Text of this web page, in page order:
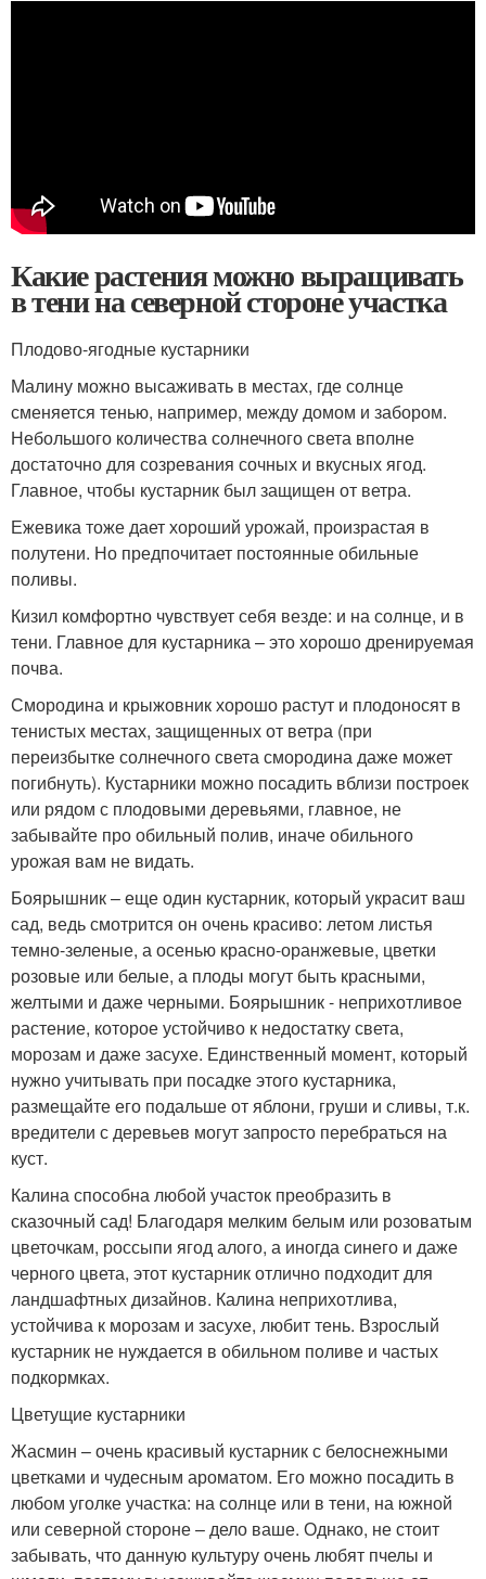
Какие растения можно выращивать
в тени на северной стороне участка
Плодово-ягодные кустарники
Малину можно высаживать в местах, где солнце
сменяется тенью, например, между домом и забором.
Небольшого количества солнечного света вполне
достаточно для созревания сочных и вкусных ягод.
Главное, чтобы кустарник был защищен от ветра.
Ежевика тоже дает хороший урожай, произрастая в
полутени. Но предпочитает постоянные обильные
поливы.
Кизил комфортно чувствует себя везде: и на солнце, и в
тени. Главное для кустарника – это хорошо дренируемая
почва.
Смородина и крыжовник хорошо растут и плодоносят в
тенистых местах, защищенных от ветра (при
переизбытке солнечного света смородина даже может
погибнуть). Кустарники можно посадить вблизи построек
или рядом с плодовыми деревьями, главное, не
забывайте про обильный полив, иначе обильного
урожая вам не видать.
Боярышник – еще один кустарник, который украсит ваш
сад, ведь смотрится он очень красиво: летом листья
темно-зеленые, а осенью красно-оранжевые, цветки
розовые или белые, а плоды могут быть красными,
желтыми и даже черными. Боярышник - неприхотливое
растение, которое устойчиво к недостатку света,
морозам и даже засухе. Единственный момент, который
нужно учитывать при посадке этого кустарника,
размещайте его подальше от яблони, груши и сливы, т.к.
вредители с деревьев могут запросто перебраться на
куст.
Калина способна любой участок преобразить в
сказочный сад! Благодаря мелким белым или розоватым
цветочкам, россыпи ягод алого, а иногда синего и даже
черного цвета, этот кустарник отлично подходит для
ландшафтных дизайнов. Калина неприхотлива,
устойчива к морозам и засухе, любит тень. Взрослый
кустарник не нуждается в обильном поливе и частых
подкормках.
Цветущие кустарники
Жасмин – очень красивый кустарник с белоснежными
цветками и чудесным ароматом. Его можно посадить в
любом уголке участка: на солнце или в тени, на южной
или северной стороне – дело ваше. Однако, не стоит
забывать, что данную культуру очень любят пчелы и